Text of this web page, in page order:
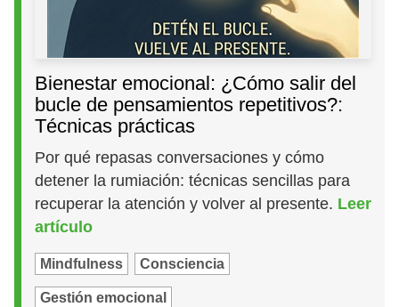
Bienestar emocional: ¿Cómo salir del
bucle de pensamientos repetitivos?:
Técnicas prácticas
Por qué repasas conversaciones y cómo
detener la rumiación: técnicas sencillas para
recuperar la atención y volver al presente. Leer
artículo
Mindfulness Consciencia
Gestión emocional